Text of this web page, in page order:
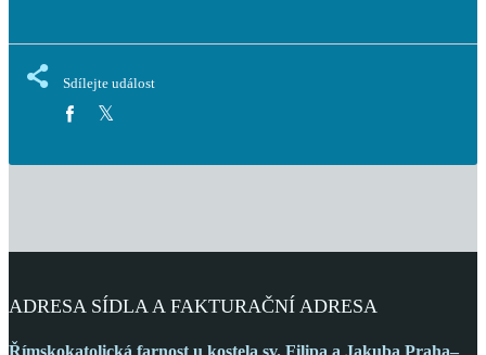
Sdílejte událost
ADRESA SÍDLA A FAKTURAČNÍ ADRESA
Římskokatolická farnost u kostela sv. Filipa a Jakuba Praha–